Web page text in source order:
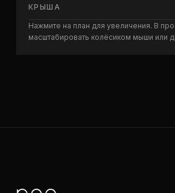
КРЫША
Нажмите на план для увеличения. В
масштабировать колёсиком мыши или